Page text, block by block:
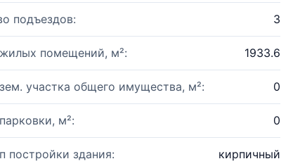
подъездов: 3
помещений, м²: 1933.6
участка общего имущества, м²: 0
м²: 0
постройки здания: кирпичный